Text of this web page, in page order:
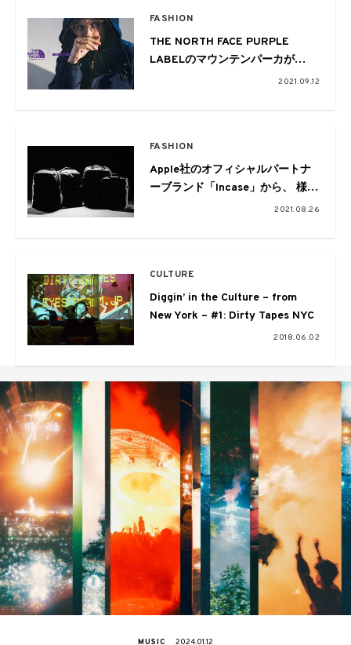
FASHION
THE NORTH FACE PURPLE
LABELのマウンテンパーカが
2021.09.12
FASHION
Apple社のオフィシャルパートナ
ーブランド「Incase」から、 様々
なニーズやシーンに合わせた待望
2021.08.26
CULTURE
Diggin’ in the Culture – from
New York – #1: Dirty Tapes NYC
2018.06.02
MUSIC 2024.01.12